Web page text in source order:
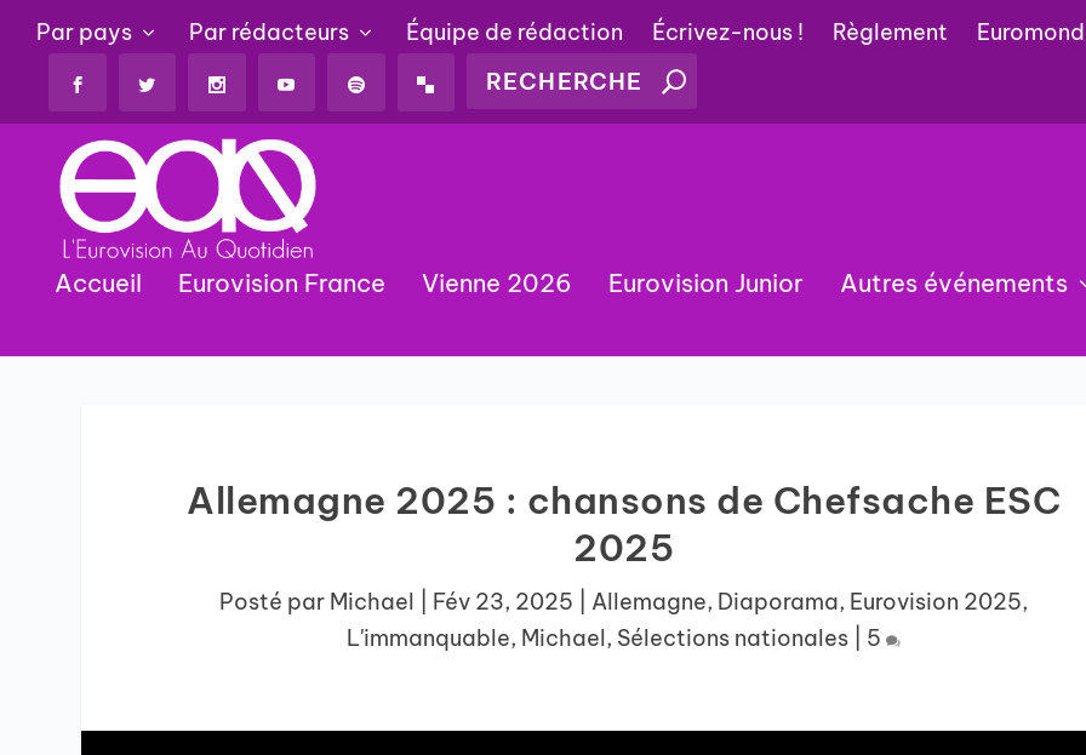
Par pays Par rédacteurs Équipe de rédaction Écrivez-nous ! Règlement
Accueil Eurovision France Vienne 2026 Eurovision Junior Autres événements
Allemagne 2025 : chansons de Chefsache ESC
2025
Posté par Michael Fév 23, 2025 Allemagne, Diaporama, Eurovision 2025,
L'immanquable, Michael, Sélections nationales 5